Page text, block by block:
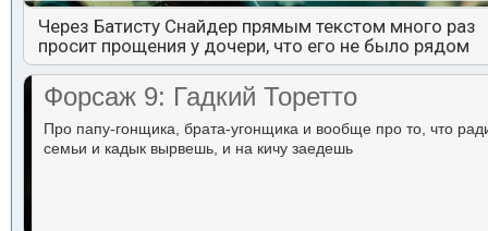
Через Батисту Снайдер прямым текстом много раз
просит прощения у дочери, что его не было рядом
Форсаж 9: Гадкий Торетто
Про папу-гонщика, брата-угонщика и вообще про то, что
семьи и кадык вырвешь, и на кичу заедешь